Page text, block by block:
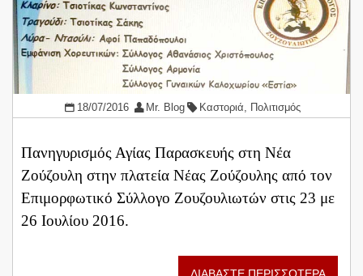
18/07/2016 Mr. Blog Καστοριά Πολιτισμός
Πανηγυρισμός Αγίας Παρασκευής στη Νέα
Ζούζουλη στην πλατεία Νέας Ζούζουλης από τον
Επιμορφωτικό Σύλλογο Ζουζουλιωτών στις 23 με
26 Ιουλίου 2016.